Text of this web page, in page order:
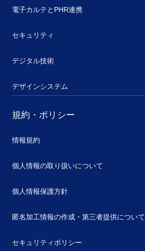
電子カルテとPHR連携
セキュリティ
デジタル技術
デザインシステム
規約・ポリシー
情報規約
個人情報の取り扱いについて
個人情報保護方針
匿名加工情報の作成・第三者提供について
セキュリティポリシー